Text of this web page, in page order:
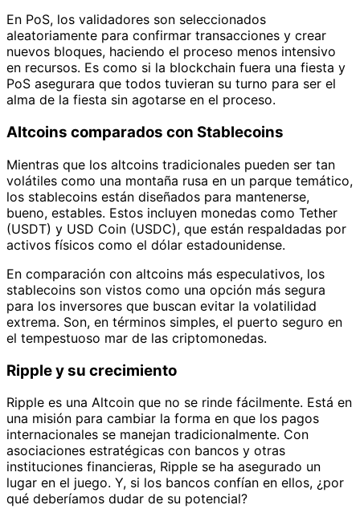
En PoS, los validadores son seleccionados
aleatoriamente para confirmar transacciones y crear
nuevos bloques, haciendo el proceso menos intensivo
en recursos. Es como si la blockchain fuera una fiesta y
PoS asegurara que todos tuvieran su turno para ser el
alma de la fiesta sin agotarse en el proceso.
Altcoins comparados con Stablecoins
Mientras que los altcoins tradicionales pueden ser tan
volátiles como una montaña rusa en un parque temático,
los stablecoins están diseñados para mantenerse,
bueno, estables. Estos incluyen monedas como Tether
(USDT) y USD Coin (USDC), que están respaldadas por
activos físicos como el dólar estadounidense.
En comparación con altcoins más especulativos, los
stablecoins son vistos como una opción más segura
para los inversores que buscan evitar la volatilidad
extrema. Son, en términos simples, el puerto seguro en
el tempestuoso mar de las criptomonedas.
Ripple y su crecimiento
Ripple es una Altcoin que no se rinde fácilmente. Está en
una misión para cambiar la forma en que los pagos
internacionales se manejan tradicionalmente. Con
asociaciones estratégicas con bancos y otras
instituciones financieras, Ripple se ha asegurado un
lugar en el juego. Y, si los bancos confían en ellos, ¿por
qué deberíamos dudar de su potencial?